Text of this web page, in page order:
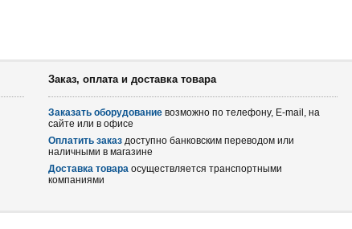
Заказ, оплата и доставка товара
Заказать оборудование возможно по телефону, E-mail, на
сайте или в офисе
Оплатить заказ доступно банковским переводом или
наличными в магазине
Доставка товара осуществляется транспортными
компаниями